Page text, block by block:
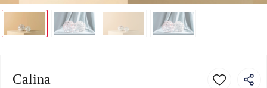
Calina